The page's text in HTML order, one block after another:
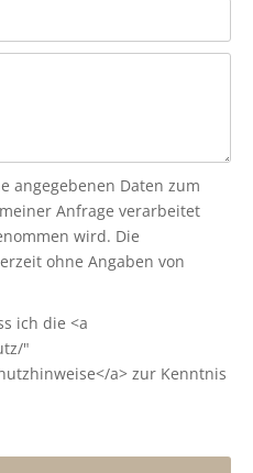
angegebenen Daten zum
Anfrage verarbeitet
wird. Die
ohne Angaben von
ich die <a
"
a> zur Kenntnis